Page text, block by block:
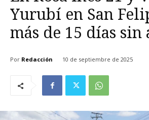
Yurubí en San
más de 15 días sin
Por Redacción 10 de septiembre de 2025